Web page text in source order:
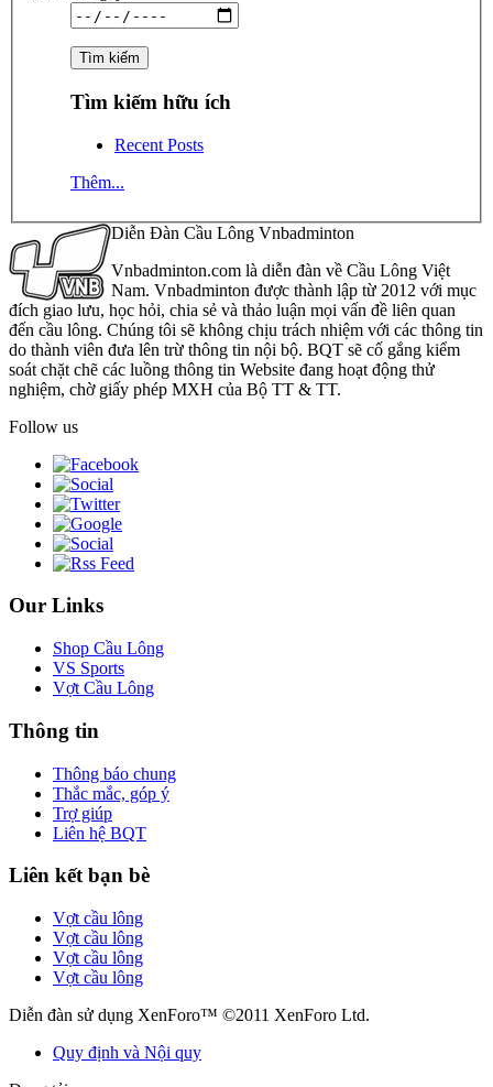
Tìm kiếm hữu ích
Recent Posts
Thêm...
Diễn Đàn Cầu Lông Vnbadminton
Vnbadminton.com là diễn đàn về Cầu Lông Việt
Nam. Vnbadminton được thành lập từ 2012 với mục
đích giao lưu, học hỏi, chia sẻ và thảo luận mọi vấn đề liên quan
đến cầu lông. Chúng tôi sẽ không chịu trách nhiệm với các thông tin
do thành viên đưa lên trừ thông tin nội bộ. BQT sẽ cố gắng kiểm
soát chặt chẽ các luồng thông tin Website đang hoạt động thử
nghiệm, chờ giấy phép MXH của Bộ TT & TT.
Follow us
Our Links
Shop Cầu Lông
VS Sports
Vợt Cầu Lông
Thông tin
Thông báo chung
Thắc mắc, góp ý
Trợ giúp
Liên hệ BQT
Liên kết bạn bè
Vợt cầu lông
Vợt cầu lông
Vợt cầu lông
Vợt cầu lông
Diễn đàn sử dụng XenForo™ ©2011 XenForo Ltd.
Quy định và Nội quy